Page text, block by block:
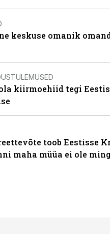
keskuse omanik
kiirmoehiid tegi
toob Eestisse
maha müüa ei ole